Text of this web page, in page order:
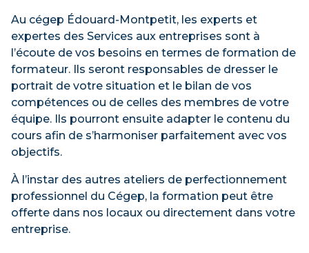
Au cégep Édouard-Montpetit, les experts et
expertes des Services aux entreprises sont à
l’écoute de vos besoins en termes de formation de
formateur. Ils seront responsables de dresser le
portrait de votre situation et le bilan de vos
compétences ou de celles des membres de votre
équipe. Ils pourront ensuite adapter le contenu du
cours afin de s’harmoniser parfaitement avec vos
objectifs.
À l’instar des autres ateliers de perfectionnement
professionnel du Cégep, la formation peut être
offerte dans nos locaux ou directement dans votre
entreprise.